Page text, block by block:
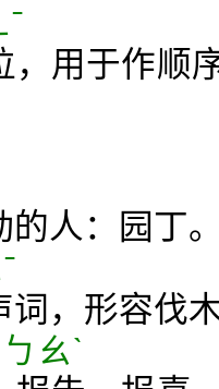
用于作顺
人：园丁
，形容伐
ㄠˋ